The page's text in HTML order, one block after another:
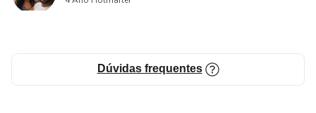
Dúvidas frequentes